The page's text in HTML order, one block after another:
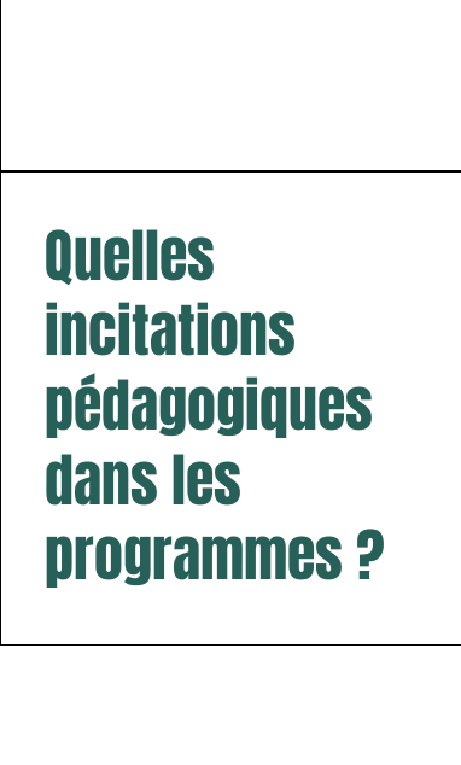
Quelles
incitations
pédagogiques
dans les
programmes ?